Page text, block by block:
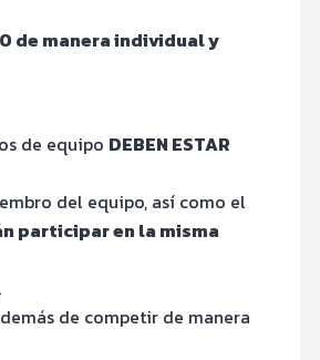
de manera individual y
de equipo DEBEN ESTAR
del equipo, así como el
participar en la misma
de competir de manera